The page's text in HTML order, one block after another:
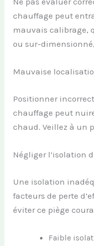
chauffage peut
mauvais calibrage,
ou sur-
Mauvaise
Positionner
chauffage peut
chaud. Veillez à un
Négliger l’isolation
Une isolation
facteurs de perte
éviter ce piège
Faible